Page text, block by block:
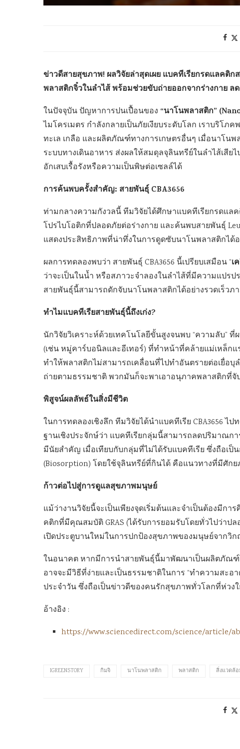
ข่าวดีสายสุขภาพ! ผลวิจัยล่าสุดเผย แบคทีเรียกรดแลค
พลาสติกจิ๋วในลำไส้ พร้อมช่วยขับถ่ายออกจากร่างกาย ล
ในปัจจุบัน ปัญหาการปนเปื้อนของ “นาโนพลาสติก”
ไมโครเมตร กำลังกลายเป็นภัยเงียบระดับโลก เราบริโภ
ทะเล เกลือ และผลิตภัณฑ์ทางการเกษตรอื่นๆ เมื่อนาโน
ระบบทางเดินอาหาร ส่งผลให้สมดุลจุลินทรีย์ในลำไส้เสีย
อักเสบเรื้อรังหรือความเป็นพิษต่อเซลล์ได้
การค้นพบครั้งสำคัญ: สายพันธุ์ CBA3656
ท่ามกลางความกังวลนี้ ทีมวิจัยได้ศึกษาแบคทีเรียกรดแลค
โปรไบโอติกที่ปลอดภัยต่อร่างกาย และค้นพบสายพันธุ์
แสดงประสิทธิภาพที่น่าทึ่งในการดูดซับนาโนพลาสติกได้อ
ผลการทดลองพบว่า สายพันธุ์ CBA3656 นี้เปรียบเสมือน “เ
ว่าจะเป็นในน้ำ หรือสภาวะจำลองในลำไส้ที่มีความแปร
สายพันธุ์นี้สามารถดักจับนาโนพลาสติกได้อย่างรวดเร็วภ
ทำไมแบคทีเรียสายพันธุ์นี้ถึงเก่ง?
นักวิจัยวิเคราะห์ด้วยเทคโนโลยีขั้นสูงจนพบ “ความลับ”
(เช่น หมู่คาร์บอนิลและอีเทอร์) ที่ทำหน้าที่คล้ายแม่เหล็ก
ทำให้พลาสติกไม่สามารถเคลื่อนที่ไปทำอันตรายต่อเยื่อบุ
ถ่ายตามธรรมชาติ พวกมันก็จะพาเอาอนุภาคพลาสติกที่จั
พิสูจน์ผลลัพธ์ในสิ่งมีชีวิต
ในการทดลองเชิงลึก ทีมวิจัยได้นำแบคทีเรีย CBA3656
ฐานเชิงประจักษ์ว่า แบคทีเรียกลุ่มนี้สามารถลดปริมาณก
มีนัยสำคัญ เมื่อเทียบกับกลุ่มที่ไม่ได้รับแบคทีเรีย ซึ่งถือเ
(Biosorption) โดยใช้จุลินทรีย์ที่กินได้ คือแนวทางที่มีศัก
ก้าวต่อไปสู่การดูแลสุขภาพมนุษย์
แม้ว่างานวิจัยนี้จะเป็นเพียงจุดเริ่มต้นและจำเป็นต้องมีก
คติกที่มีคุณสมบัติ GRAS (ได้รับการยอมรับโดยทั่วไปว่า
เปิดประตูบานใหม่ในการปกป้องสุขภาพของมนุษย์จากวิ
ในอนาคต หากมีการนำสายพันธุ์นี้มาพัฒนาเป็นผลิตภัณฑ์
อาจจะมีวิธีที่ง่ายและเป็นธรรมชาติในการ “ทำความสะอ
ประจำวัน ซึ่งถือเป็นข่าวดีของคนรักสุขภาพทั่วโลกที่ห่วง
อ้างอิง :
https://www.sciencedirect.com/science/article/
IGREENSTORY กิมจิ นาโนพลาสติก พลาสติก สิ่งแวดล้อ